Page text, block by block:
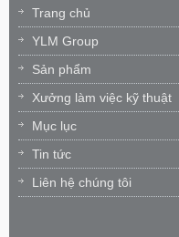
Trang chủ
YLM Group
Sản phẩm
Xưởng làm việc kỹ thuật
Mục lục
Tin tức
Liên hệ chúng tôi